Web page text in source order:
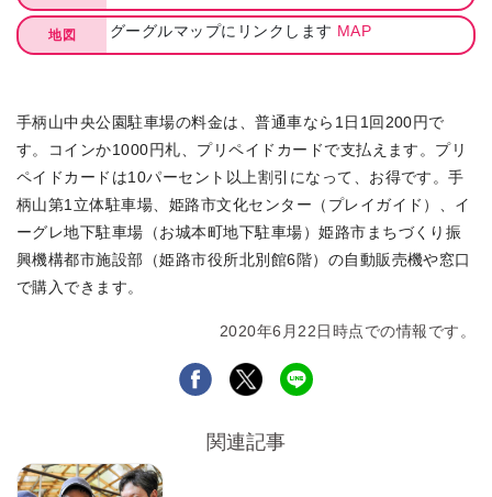
地図 グーグルマップにリンクします MAP
手柄山中央公園駐車場の料金は、普通車なら1日1回200円で
す。コインか1000円札、プリペイドカードで支払えます。プリ
ペイドカードは10パーセント以上割引になって、お得です。手
柄山第1立体駐車場、姫路市文化センター（プレイガイド）、イ
ーグレ地下駐車場（お城本町地下駐車場）姫路市まちづくり振
興機構都市施設部 （姫路市役所北別館6階）の自動販売機や窓口
で購入できます。
2020年6月22日時点での情報です。
関連記事